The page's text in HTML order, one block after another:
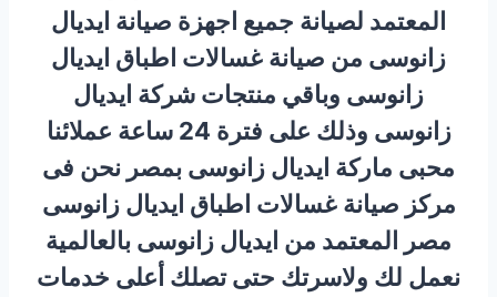
المعتمد لصيانة جميع اجهزة صيانة ايديال
زانوسى من صيانة غسالات اطباق ايديال
زانوسى وباقي منتجات شركة ايديال
زانوسى وذلك على فترة 24 ساعة عملائنا
محبى ماركة ايديال زانوسى بمصر نحن فى
مركز صيانة غسالات اطباق ايديال زانوسى
مصر المعتمد من ايديال زانوسى بالعالمية
نعمل لك ولاسرتك حتى تصلك أعلى خدمات